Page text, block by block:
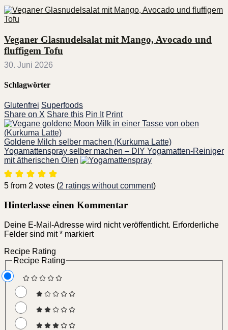
Veganer Glasnudelsalat mit Mango, Avocado und
fluffigem Tofu
30. Juni 2026
Schlagwörter
Glutenfrei Superfoods
Share on X Share this Pin It Print
Goldene Milch selber machen (Kurkuma Latte)
Yogamattenspray selber machen – DIY Yogamatten-Reiniger
mit ätherischen Ölen
5 from 2 votes (2 ratings without comment)
Hinterlasse einen Kommentar
Deine E-Mail-Adresse wird nicht veröffentlicht. Erforderliche
Felder sind mit* markiert
Recipe Rating
Recipe Rating